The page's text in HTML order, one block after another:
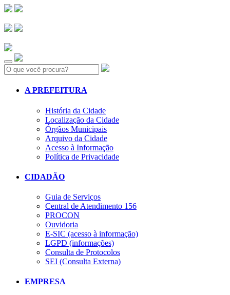
Search:
A PREFEITURA
História da Cidade
Localização da Cidade
Órgãos Municipais
Arquivo da Cidade
Acesso à Informação
Política de Privacidade
CIDADÃO
Guia de Serviços
Central de Atendimento 156
PROCON
Ouvidoria
E-SIC (acesso à informação)
LGPD (informações)
Consulta de Protocolos
SEI (Consulta Externa)
EMPRESA